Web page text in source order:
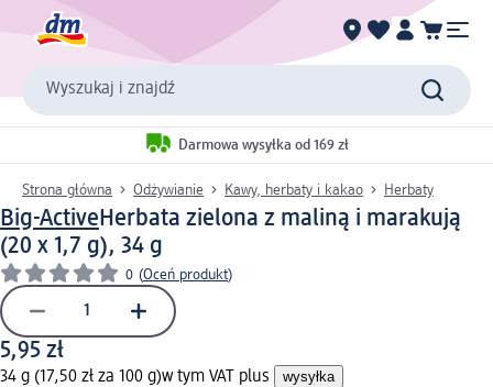
Wyszukaj i znajdź
Darmowa wysyłka od 169 zł
Strona główna Odżywianie Kawy, herbaty i kakao Herbaty
Big-Active Herbata zielona z maliną i marakują
(20 x 1,7 g), 34 g
0 (Oceń produkt)
5,95 zł
34 g (17,50 zł za 100 g)w tym VAT plus wysyłka